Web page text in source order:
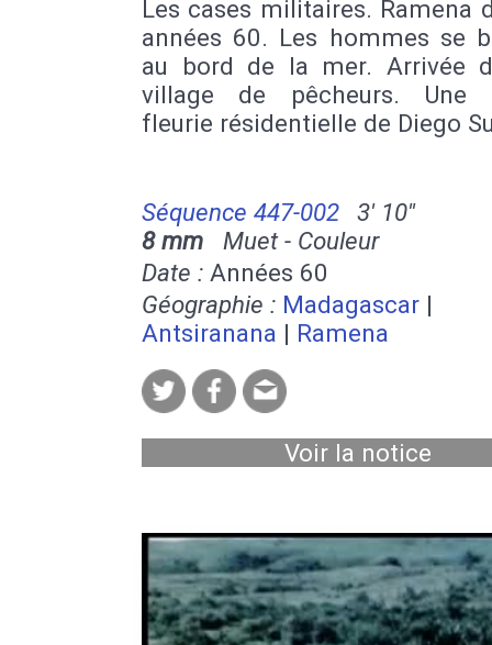
Les cases militaires. Ramena
années 60. Les hommes se
au bord de la mer. Arrivée
village de pêcheurs. Une
fleurie résidentielle de Diego
Séquence 447-002
3' 10''
8 mm Muet - Couleur
Date : Années 60
Géographie : Madagascar |
Antsiranana | Ramena
Voir la notice